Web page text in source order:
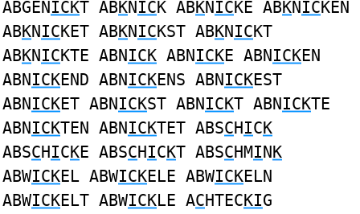
ABGENICKT ABKNICK ABKNICKE ABKNICKEN
ABKNICKET ABKNICKST ABKNICKT
ABKNICKTE ABNICK ABNICKE ABNICKEN
ABNICKEND ABNICKENS ABNICKEST
ABNICKET ABNICKST ABNICKT ABNICKTE
ABNICKTEN ABNICKTET ABSCHICK
ABSCHICKE ABSCHICKT ABSCHMINK
ABWICKEL ABWICKELE ABWICKELN
ABWICKELT ABWICKLE ACHTECKIG